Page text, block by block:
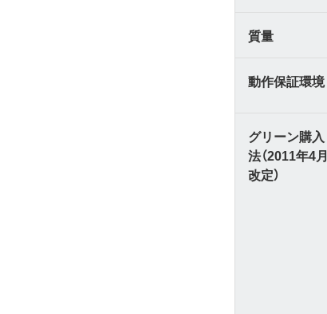
質量
動作保証環境
グリーン購入
法（2011年4月
改定）